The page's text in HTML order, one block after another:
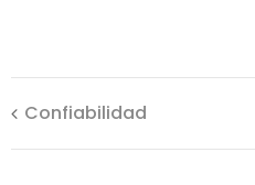
Navegación
Confiabilidad